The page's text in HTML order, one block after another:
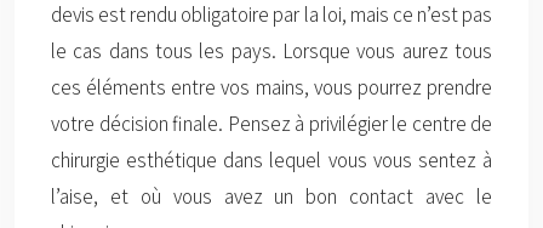
devis est rendu obligatoire par la loi, mais ce n’est pas
le cas dans tous les pays. Lorsque vous aurez tous
ces éléments entre vos mains, vous pourrez prendre
votre décision finale. Pensez à privilégier le centre de
chirurgie esthétique dans lequel vous vous sentez à
l’aise, et où vous avez un bon contact avec le